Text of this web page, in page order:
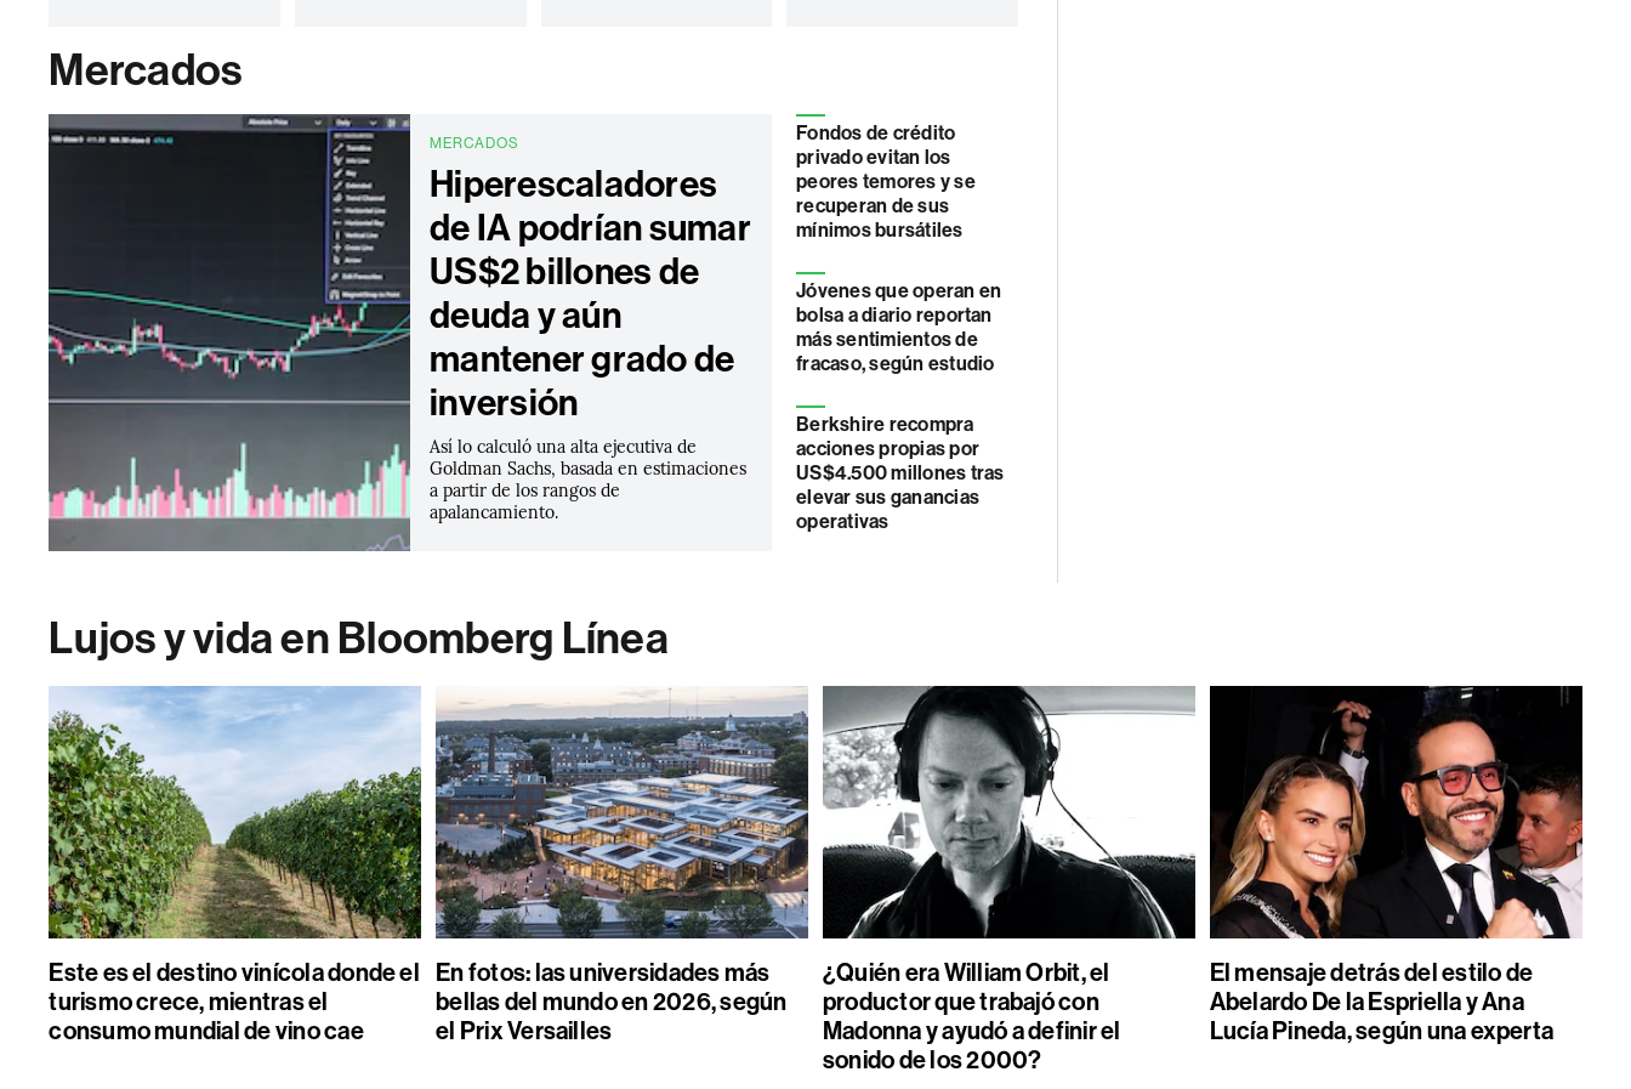
Mercados
MERCADOS
Hiperescaladores
de IA podrían sumar
US$2 billones de
deuda y aún
mantener grado de
inversión
Así lo calculó una alta ejecutiva de
Goldman Sachs, basada en estimaciones
a partir de los rangos de
apalancamiento.
Fondos de crédito
privado evitan los
peores temores y se
recuperan de sus
mínimos bursátiles
Jóvenes que operan en
bolsa a diario reportan
más sentimientos de
fracaso, según estudio
Berkshire recompra
acciones propias por
US$4.500 millones tras
elevar sus ganancias
operativas
Lujos y vida en Bloomberg Línea
Este es el destino vinícola donde el
turismo crece, mientras el
consumo mundial de vino cae
En fotos: las universidades más
bellas del mundo en 2026, según
el Prix Versailles
¿Quién era William Orbit, el
productor que trabajó con
Madonna y ayudó a definir el
sonido de los 2000?
El mensaje detrás del estilo de
Abelardo De la Espriella y Ana
Lucía Pineda, según una experta